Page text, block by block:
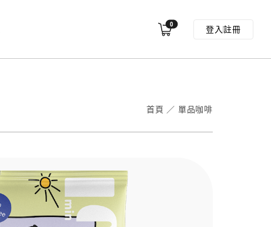
0 登入註冊
首頁 ／ 單品咖啡